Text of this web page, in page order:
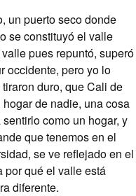
un puerto seco donde
se constituyó el valle
pues repuntó, superó
occidente, pero yo lo
duro, que Cali de
de nadie, una cosa
como un hogar, y
que tenemos en el
se ve reflejado en el
por qué el valle está
diferente.